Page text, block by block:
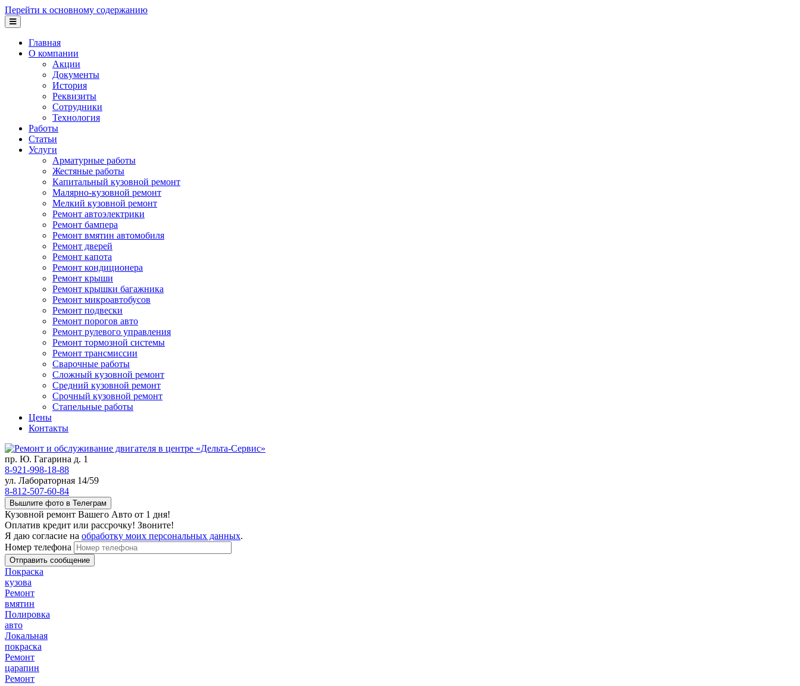
Перейти к основному содержанию
Главная
О компании
Акции
Документы
История
Реквизиты
Сотрудники
Технология
Работы
Статьи
Услуги
Арматурные работы
Жестяные работы
Капитальный кузовной ремонт
Малярно-кузовной ремонт
Мелкий кузовной ремонт
Ремонт автоэлектрики
Ремонт бампера
Ремонт вмятин автомобиля
Ремонт дверей
Ремонт капота
Ремонт кондиционера
Ремонт крыши
Ремонт крышки багажника
Ремонт микроавтобусов
Ремонт подвески
Ремонт порогов авто
Ремонт рулевого управления
Ремонт тормозной системы
Ремонт трансмиссии
Сварочные работы
Сложный кузовной ремонт
Средний кузовной ремонт
Срочный кузовной ремонт
Стапельные работы
Цены
Контакты
пр. Ю. Гагарина д. 1
8-921-998-18-88
ул. Лабораторная 14/59
8-812-507-60-84
Вышлите фото в Телеграм
Кузовной ремонт Вашего Авто от 1 дня!
Оплатив кредит или рассрочку! Звоните!
Я даю согласие на обработку моих персональных данных.
Номер телефона
Покраска
кузова
Ремонт
вмятин
Полировка
авто
Локальная
покраска
Ремонт
царапин
Ремонт